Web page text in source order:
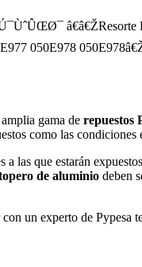
gama de repuestos
como las condiciones
a las que estarán
de aluminio deben
un experto de Pypesa